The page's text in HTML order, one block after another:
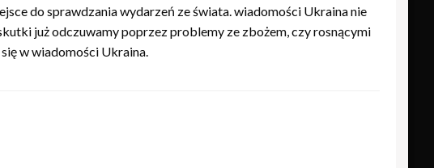
do sprawdzania wydarzeń ze świata. wiadomości Ukraina nie
już odczuwamy poprzez problemy ze zbożem, czy rosnącymi
w wiadomości Ukraina.